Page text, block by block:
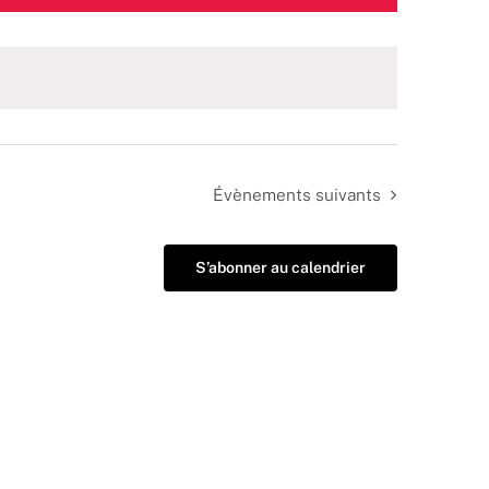
Évènements suivants
S’abonner au calendrier